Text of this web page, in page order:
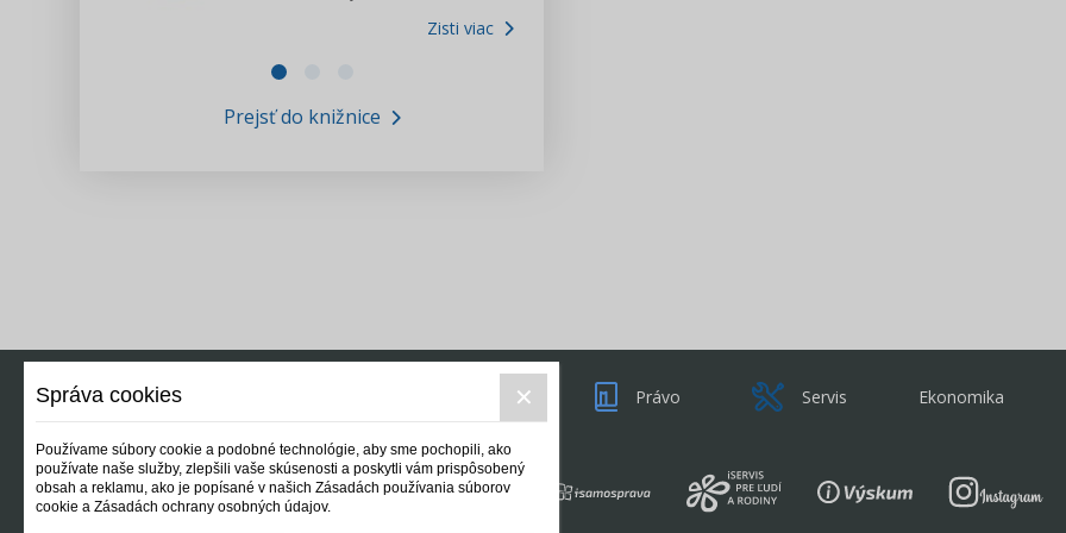
Informácie COVID19
Zisti viac
Prejsť do knižnice
Právo Servis Ekonomika
Správa cookies
Používame súbory cookie a podobné technológie, aby sme pochopili, ako
používate naše služby, zlepšili vaše skúsenosti a poskytli vám prispôsobený
obsah a reklamu, ako je popísané v našich Zásadách používania súborov
cookie a Zásadách ochrany osobných údajov.